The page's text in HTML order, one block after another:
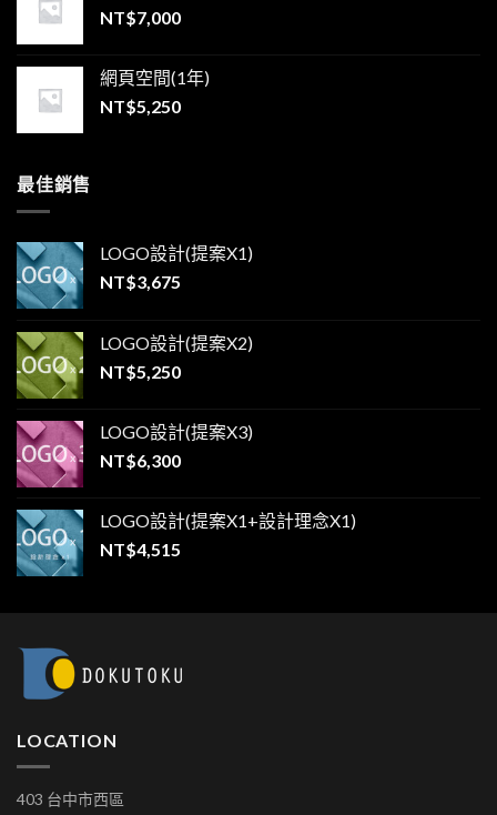
NT$7,000
網頁空間(1年)
NT$5,250
最佳銷售
LOGO設計(提案X1)
NT$3,675
LOGO設計(提案X2)
NT$5,250
LOGO設計(提案X3)
NT$6,300
LOGO設計(提案X1+設計理念X1)
NT$4,515
LOCATION
403 台中市西區